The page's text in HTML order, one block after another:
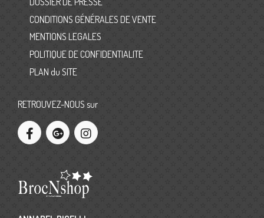
CONDITIONS GÉNÉRALES DE VENTE
MENTIONS LEGALES
POLITIQUE DE CONFIDENTIALITE
PLAN du SITE
RETROUVEZ-NOUS sur